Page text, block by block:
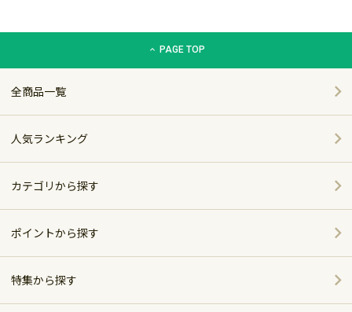
グリーン住宅ポイント交換商品カタログサイト「エコdeギフ
PAGE TOP
全商品一覧
人気ランキング
カテゴリから探す
家電
家具・インテリア
ポイントから探す
～5,000pt
特集から探す